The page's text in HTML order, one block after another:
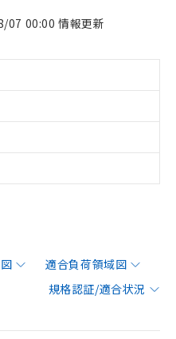
07 00:00 情報更新
適合負荷領域図
規格認証/適合状況